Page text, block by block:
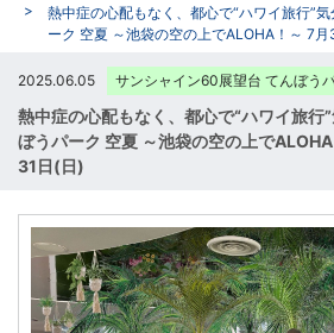
熱中症の心配もなく、都心で“ハワイ旅行”
ーク 空夏 ～池袋の空の上でALOHA！～ 7
2025.06.05 サンシャイン60展望台 てんぼう
熱中症の心配もなく、都心で“ハワイ旅
ぼうパーク 空夏 ～池袋の空の上で
31日(日)